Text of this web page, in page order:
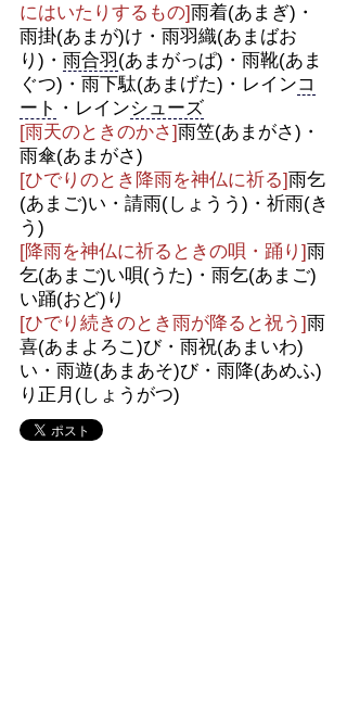
にはいたりするもの]雨着(あまぎ)・
雨掛(あまが)け・雨羽織(あまばお
り)・ 雨合羽 (あまがっぱ)・雨靴(あま
ぐつ)・雨下駄(あまげた)・レインコ
ート ・レインシューズ
[雨天のときのかさ]雨笠(あまがさ)・
雨傘(あまがさ)
[ひでりのとき降雨を神仏に祈る]雨乞
(あまご)い・請雨(しょうう)・祈雨(き
う)
[降雨を神仏に祈るときの唄・踊り]雨
乞(あまご)い唄(うた)・雨乞(あまご)
い踊(おど)り
[ひでり続きのとき雨が降ると祝う]雨
喜(あまよろこ)び・雨祝(あまいわ)
い・雨遊(あまあそ)び・雨降(あめふ)
り正月(しょうがつ)